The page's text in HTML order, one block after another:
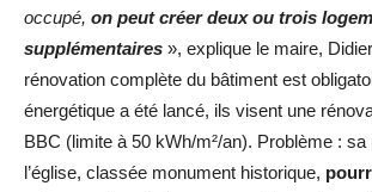
occupé, on peut créer deux ou trois
supplémentaires », explique le maire,
rénovation complète du bâtiment est
énergétique a été lancé, ils visent une
BBC (limite à 50 kWh/m²/an). Problème :
l’église, classée monument historique,